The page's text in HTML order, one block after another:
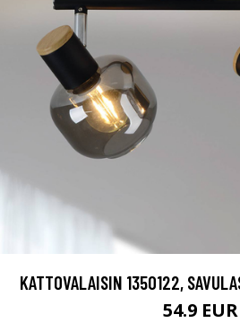
KATTOVALAISIN 1350122,
54.9 EUR